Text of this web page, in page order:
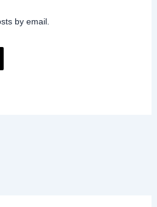
by email.